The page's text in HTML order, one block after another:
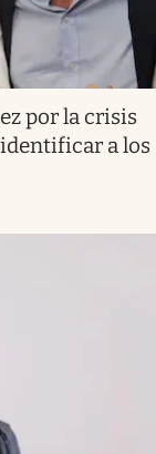
por la crisis
identificar a los